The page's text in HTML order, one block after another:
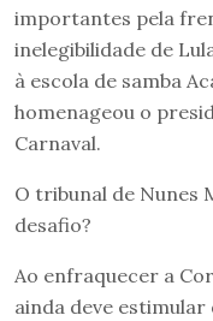
importantes pela
inelegibilidade de
à escola de samba
homenageou o
Carnaval.
O tribunal de Nunes
desafio?
Ao enfraquecer a
ainda deve